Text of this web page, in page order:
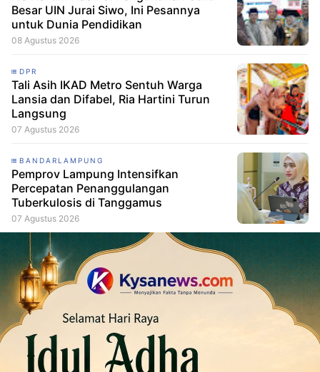
Besar UIN Jurai Siwo, Ini Pesannya
untuk Dunia Pendidikan
08 Agustus 2026
DPR
Tali Asih IKAD Metro Sentuh Warga
Lansia dan Difabel, Ria Hartini Turun
Langsung
07 Agustus 2026
BANDARLAMPUNG
Pemprov Lampung Intensifkan
Percepatan Penanggulangan
Tuberkulosis di Tanggamus
07 Agustus 2026